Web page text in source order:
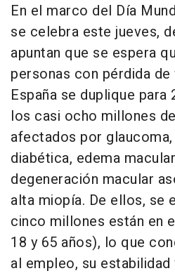
En el marco del Día
se celebra este jueves,
apuntan que se espera
personas con pérdida
España se duplique para
los casi ocho millones
afectados por
diabética, edema
degeneración macular
alta miopía. De ellos, se
cinco millones están en
18 y 65 años), lo que
al empleo, su